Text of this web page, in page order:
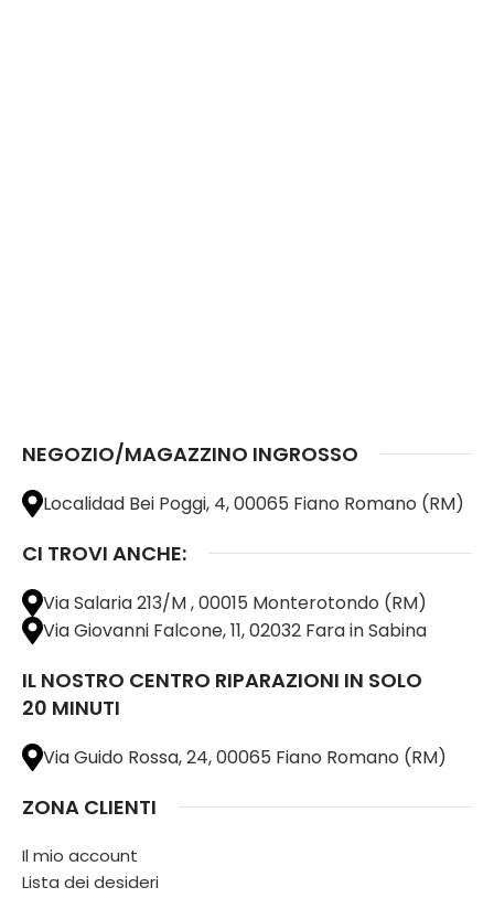
NEGOZIO/MAGAZZINO INGROSSO
Localidad Bei Poggi, 4, 00065 Fiano Romano (RM)
CI TROVI ANCHE:
Via Salaria 213/M , 00015 Monterotondo (RM)
Via Giovanni Falcone, 11, 02032 Fara in Sabina
IL NOSTRO CENTRO RIPARAZIONI IN SOLO
20 MINUTI
Via Guido Rossa, 24, 00065 Fiano Romano (RM)
ZONA CLIENTI
Il mio account
Lista dei desideri